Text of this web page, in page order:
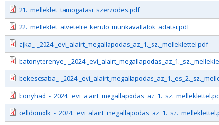
21._melleklet_tamogatasi_szerzodes.pdf
22._melleklet_atvetelre_kerulo_munkavallalok_adatai.pdf
ajka_-_2024._evi_alairt_megallapodas_az_1._sz._melleklettel.pdf
batonyterenye_-
bekescsaba_-
bonyhad_-
celldomolk_-